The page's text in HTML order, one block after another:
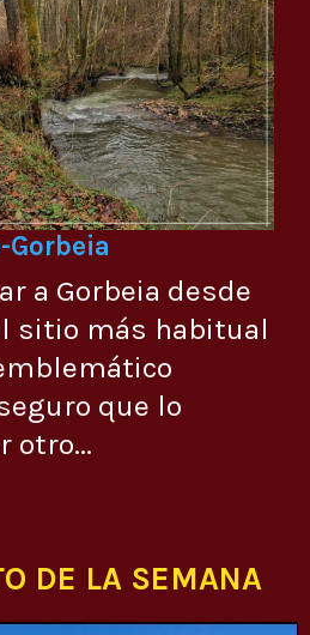
a Gorbeia desde
sitio más habitual
que lo
otro...
DE LA SEMANA